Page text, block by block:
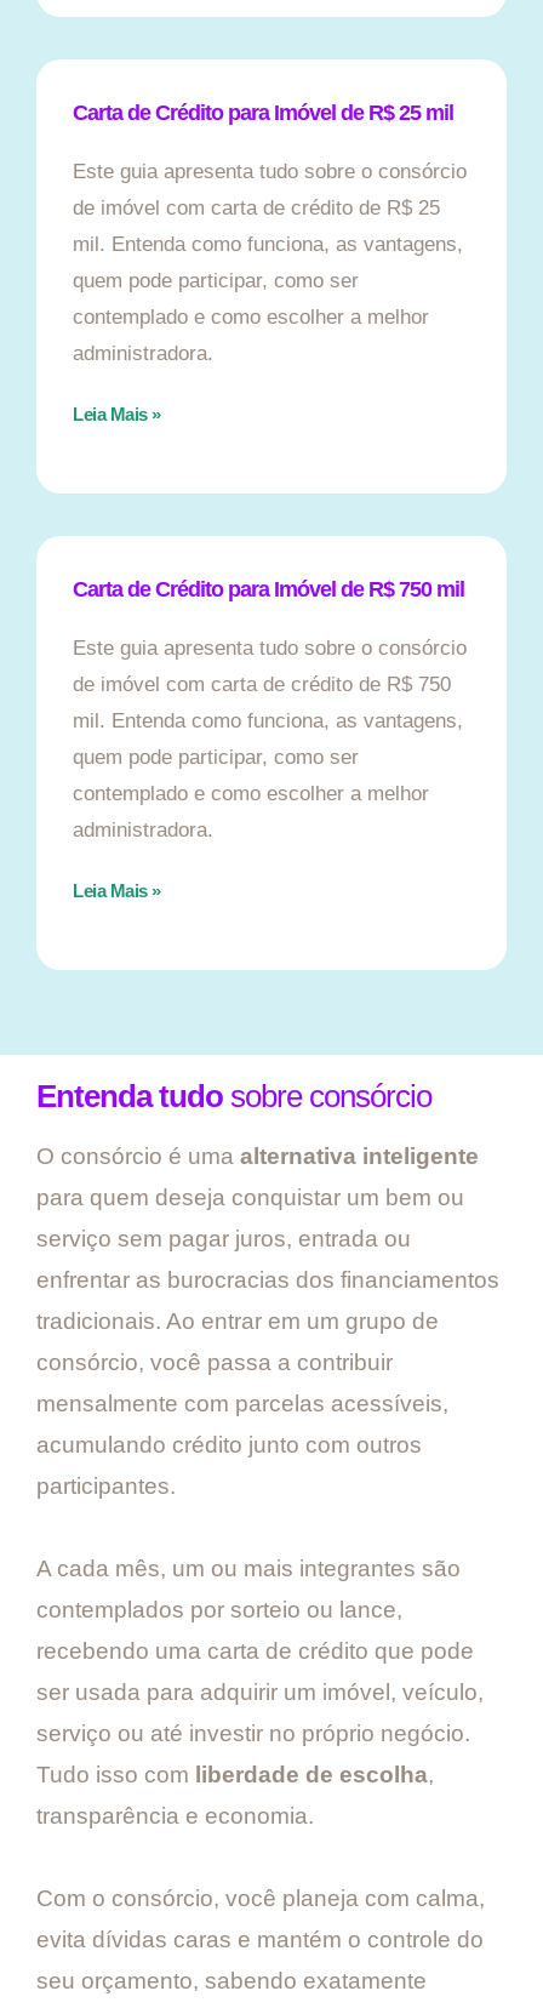
Carta de Crédito para Imóvel de R$ 25 mil
Este guia apresenta tudo sobre o consórcio
de imóvel com carta de crédito de R$ 25
mil. Entenda como funciona, as vantagens,
quem pode participar, como ser
contemplado e como escolher a melhor
administradora.
Leia Mais »
Carta de Crédito para Imóvel de R$ 750 mil
Este guia apresenta tudo sobre o consórcio
de imóvel com carta de crédito de R$ 750
mil. Entenda como funciona, as vantagens,
quem pode participar, como ser
contemplado e como escolher a melhor
administradora.
Leia Mais »
Entenda tudo sobre consórcio
O consórcio é uma alternativa inteligente
para quem deseja conquistar um bem ou
serviço sem pagar juros, entrada ou
enfrentar as burocracias dos financiamentos
tradicionais. Ao entrar em um grupo de
consórcio, você passa a contribuir
mensalmente com parcelas acessíveis,
acumulando crédito junto com outros
participantes.
A cada mês, um ou mais integrantes são
contemplados por sorteio ou lance,
recebendo uma carta de crédito que pode
ser usada para adquirir um imóvel, veículo,
serviço ou até investir no próprio negócio.
Tudo isso com liberdade de escolha,
transparência e economia.
Com o consórcio, você planeja com calma,
evita dívidas caras e mantém o controle do
seu orçamento, sabendo exatamente